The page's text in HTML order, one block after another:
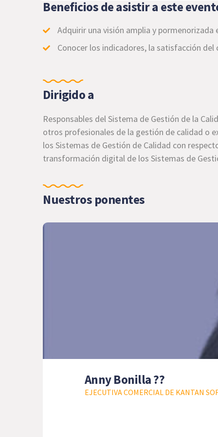
Beneficios de asistir a este
Adquirir una visión amplia y pormenorizada
Conocer los indicadores, la satisfacción del
Dirigido a
Responsables del Sistema de Gestión de la
otros profesionales de la gestión de calidad o
los Sistemas de Gestión de Calidad con
transformación digital de los Sistemas de
Nuestros ponentes
Anny Bonilla ??
EJECUTIVA COMERCIAL DE KANTAN